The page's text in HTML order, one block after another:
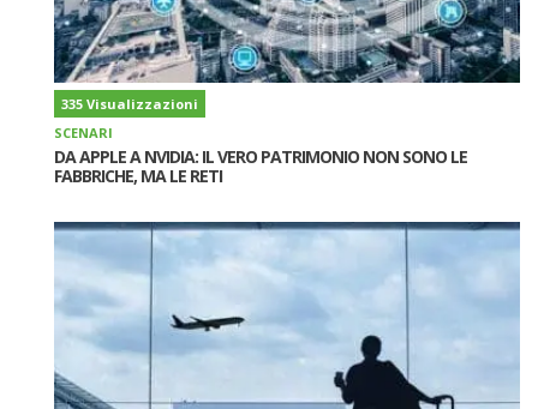
335 Visualizzazioni
SCENARI
DA APPLE A NVIDIA: IL VERO PATRIMONIO NON SONO LE
FABBRICHE, MA LE RETI